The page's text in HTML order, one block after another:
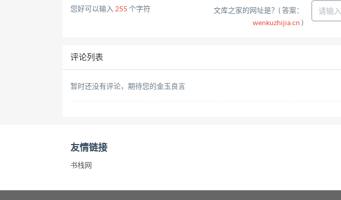
您好可以输入 255 个字符
文库之家的网址是？( 答案：
wenkuzhijia.cn )
评论列表
暂时还没有评论，期待您的金玉良言
友情链接
书栈网